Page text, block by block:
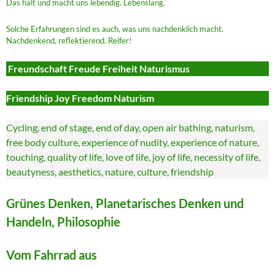
Das hält und macht uns lebendig. Lebenslang.
Solche Erfahrungen sind es auch, was uns nachdenklich macht.
Nachdenkend, reflektierend. Reifer!
Freundschaft Freude Freiheit Naturismus
Friendship Joy Freedom Naturism
Cycling, end of stage, end of day, open air bathing, naturism,
free body culture, experience of nudity, experience of nature,
touching, quality of life, love of life, joy of life, necessity of life,
beautyness, aesthetics, nature, culture, friendship
Grünes Denken, Planetarisches Denken und
Handeln, Philosophie
Vom Fahrrad aus